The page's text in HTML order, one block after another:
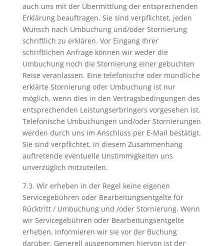
auch uns mit der Übermittlung der entsprechenden
Erklärung beauftragen. Sie sind verpflichtet, jeden
Wunsch nach Umbuchung und/oder Stornierung
schriftlich zu erklären. Vor Eingang Ihrer
schriftlichen Anfrage können wir weder die
Umbuchung noch die Stornierung einer gebuchten
Reise veranlassen. Eine telefonische oder mündliche
erklärte Stornierung oder Umbuchung ist nur
möglich, wenn dies in den Vertragsbedingungen des
entsprechenden Leistungserbringers vorgesehen ist.
Telefonische Umbuchungen und/oder Stornierungen
werden durch uns im Anschluss per E-Mail bestätigt.
Sie sind verpflichtet, in diesem Zusammenhang
auftretende eventuelle Unstimmigkeiten uns
unverzüglich mitzuteilen.
7.3. Wir erheben in der Regel keine eigenen
Servicegebühren oder Bearbeitungsentgelte für
Rücktritt / Umbuchung und /oder Stornierung. Wenn
wir Servicegebühren oder Bearbeitungsentgelte
erheben, informieren wir sie vor der Buchung
darüber. Generell ausgenommen hiervon ist der